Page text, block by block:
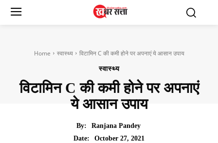
Home स्वास्थ्य विटामिन C की कमी होने पर अपनाएं ये आसान उपाय
स्वास्थ्य
विटामिन C की कमी होने पर अपनाएं
ये आसान उपाय
By:
Ranjana Pandey
Date:
October 27, 2021